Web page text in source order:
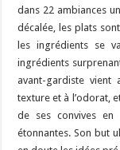
dans 22 ambiances
décalée, les plats
les ingrédients se
ingrédients
avant-gardiste vient
texture et à l’odorat,
de ses convives en
étonnantes. Son but